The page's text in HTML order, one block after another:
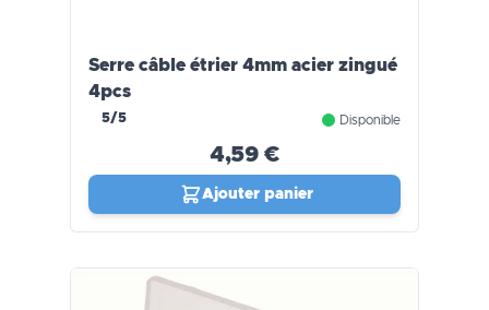
Serre câble étrier 4mm acier zingué
4pcs
5/5 Disponible
4,59 €
Ajouter panier